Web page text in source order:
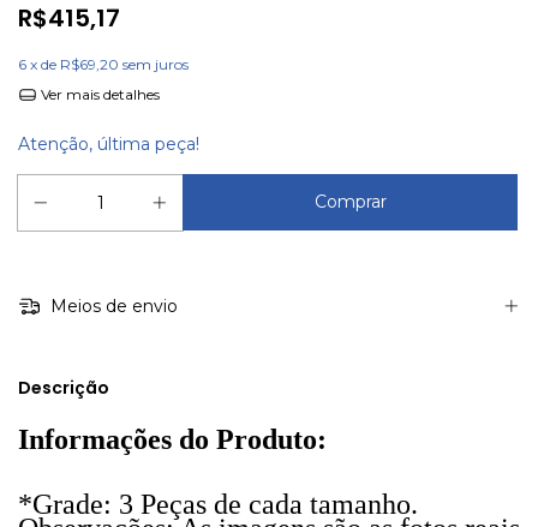
R$415,17
6 x de R$69,20 sem juros
Ver mais detalhes
Atenção, última peça!
Meios de envio
Descrição
Informações do Produto:
*Grade: 3 Peças de cada tamanho.